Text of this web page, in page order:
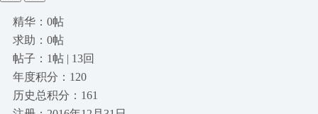
精华：0帖
求助：0帖
帖子：1帖 | 13回
年度积分：120
历史总积分：161